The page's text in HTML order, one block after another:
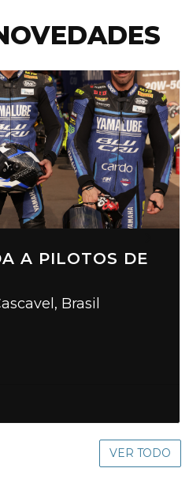
A PILOTOS DE
Brasil
VER TODO